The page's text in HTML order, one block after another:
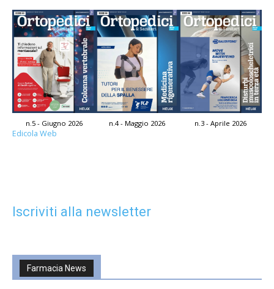
n.5 - Giugno 2026 n.4 - Maggio 2026 n.3 - Aprile 2026
Edicola Web
Iscriviti alla newsletter
Farmacia News